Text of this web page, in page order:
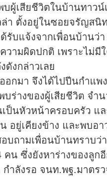
บผู้เสียชีวิตในบ้านทาวน์
า ตั้งอยู่ในซอยจรัญสนิ
รับแจ้งจากเพื่อนบ้านว่
วามผิดปกติ เพราะไม่มี
งกล่าวเลย
อกมา จึงได้ไปปีนกำแพ
ร่างของผู้เสียชีวิต จำ
ป็นหัวหน้าครอบครัว แ
อยู่เคียงข้าง และพบอ
บถามเพื่อนบ้านทราบว่
คน ซึ่งยังหาร่างของลูก
กำลังรอ จนท.พฐ.มาตร